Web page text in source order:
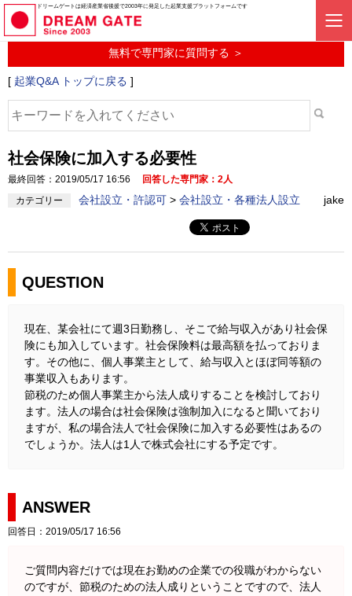
ドリームゲートは経済産業省後援で2003年に発足した起業支援プラットフォームです
起業に関するみんなの質問投稿サービス
起業Q&A
無料で専門家に質問する ＞
[ 起業Q&A トップに戻る ]
社会保険に加入する必要性
最終回答：2019/05/17 16:56
回答した専門家：2人
カテゴリー
会社設立・許認可 > 会社設立・各種法人設立 jake
QUESTION
現在、某会社にて週3日勤務し、そこで給与収入があり社会保
険にも加入しています。社会保険料は最高額を払っておりま
す。その他に、個人事業主として、給与収入とほぼ同等額の
事業収入もあります。
節税のため個人事業主から法人成りすることを検討しており
ます。法人の場合は社会保険は強制加入になると聞いており
ますが、私の場合法人で社会保険に加入する必要性はあるの
でしょうか。法人は1人で株式会社にする予定です。
ANSWER
回答日：2019/05/17 16:56
ご質問内容だけでは現在お勤めの企業での役職がわからない
のですが、節税のための法人成りということですので、法人